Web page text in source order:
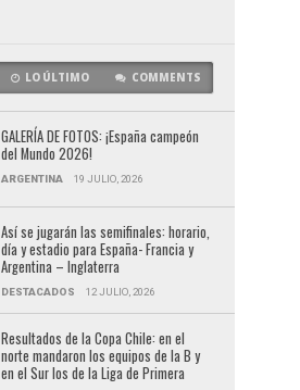
LO ÚLTIMO COMMENTS
GALERÍA DE FOTOS: ¡España campeón
del Mundo 2026!
ARGENTINA 19 JULIO, 2026
Así se jugarán las semifinales: horario,
día y estadio para España- Francia y
Argentina – Inglaterra
DESTACADOS 12 JULIO, 2026
Resultados de la Copa Chile: en el
norte mandaron los equipos de la B y
en el Sur los de la Liga de Primera